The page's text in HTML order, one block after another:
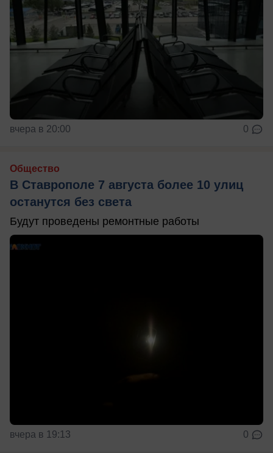
вчера в 20:00 0
Общество
В Ставрополе 7 августа более 10 улиц
останутся без света
Будут проведены ремонтные работы
вчера в 19:13 0